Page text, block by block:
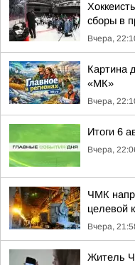
сборы в
Вчера,
Картина
«МК»
Вчера,
Итоги 6
Вчера,
ЧМК
целевой
Вчера,
Житель